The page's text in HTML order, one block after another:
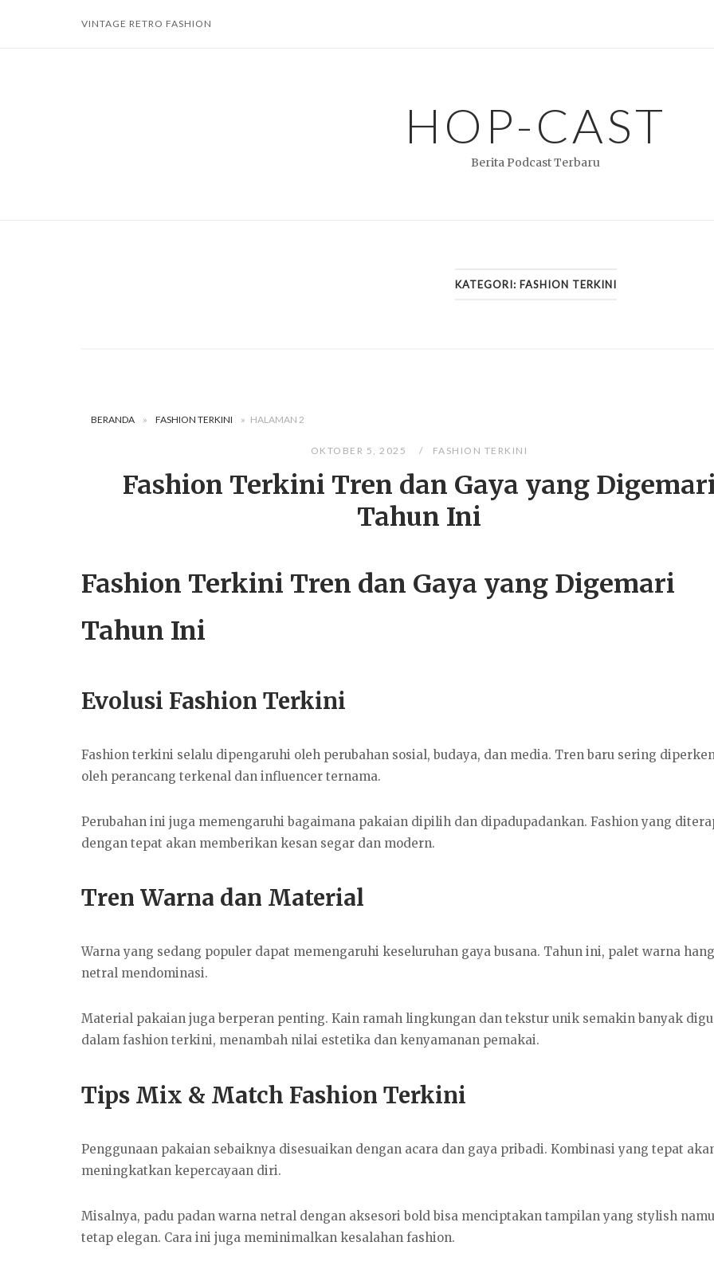
VINTAGE RETRO FASHION
HOP-CAST
Berita Podcast Terbaru
KATEGORI: FASHION TERKINI
BERANDA » FASHION TERKINI » HALAMAN 2
OKTOBER 5, 2025 FASHION TERKINI
Fashion Terkini Tren dan Gaya yang
Tahun Ini
Fashion Terkini Tren dan Gaya yang Digemari
Tahun Ini
Evolusi Fashion Terkini
Fashion terkini selalu dipengaruhi oleh perubahan sosial, budaya, dan media. Tren baru sering
oleh perancang terkenal dan influencer ternama.
Perubahan ini juga memengaruhi bagaimana pakaian dipilih dan dipadupadankan. Fashion yang
dengan tepat akan memberikan kesan segar dan modern.
Tren Warna dan Material
Warna yang sedang populer dapat memengaruhi keseluruhan gaya busana. Tahun ini, palet warna
netral mendominasi.
Material pakaian juga berperan penting. Kain ramah lingkungan dan tekstur unik semakin banyak
dalam fashion terkini, menambah nilai estetika dan kenyamanan pemakai.
Tips Mix & Match Fashion Terkini
Penggunaan pakaian sebaiknya disesuaikan dengan acara dan gaya pribadi. Kombinasi yang tepat
meningkatkan kepercayaan diri.
Misalnya, padu padan warna netral dengan aksesori bold bisa menciptakan tampilan yang stylish
tetap elegan. Cara ini juga meminimalkan kesalahan fashion.